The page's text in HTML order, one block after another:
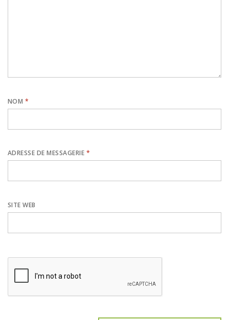
NOM *
ADRESSE DE MESSAGERIE *
SITE WEB